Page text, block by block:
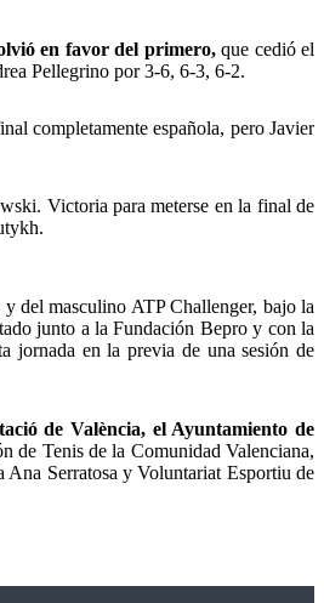
en favor del primero, que cedió el
Pellegrino por 3-6, 6-3, 6-2.
completamente española, pero Javier
Victoria para meterse en la final de
del masculino ATP Challenger, bajo la
junto a la Fundación Bepro y con la
jornada en la previa de una sesión de
de València, el Ayuntamiento de
de Tenis de la Comunidad Valenciana,
Serratosa y Voluntariat Esportiu de